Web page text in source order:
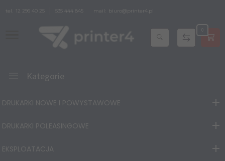
tel. 12 296 40 25 535 444 845 mail: biuro@printer4.pl
Kategorie
DRUKARKI NOWE I POWYSTAWOWE
DRUKARKI POLEASINGOWE
EKSPLOATACJA